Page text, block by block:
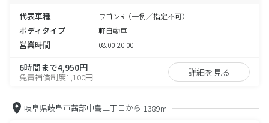
代表車種 ワゴンR（一例／指定不可）
ボディタイプ 軽自動車
営業時間 08:00-20:00
6時間まで4,950円
免責補償制度1,100円 詳細を見る
岐阜県岐阜市茜部中島二丁目から 1389m